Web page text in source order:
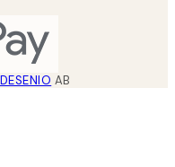
DESENIO AB